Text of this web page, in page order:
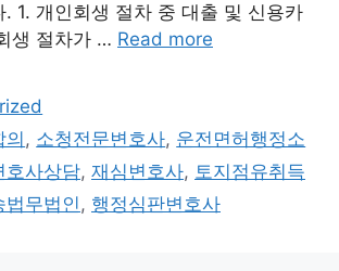
. 1. 개인회생 절차 중 대출 및 신용카
생 절차가 … Read more
의 , 소청전문변호사, 운전면허행정소
호사상담, 재심변호사, 토지점유취득
법무법인, 행정심판변호사